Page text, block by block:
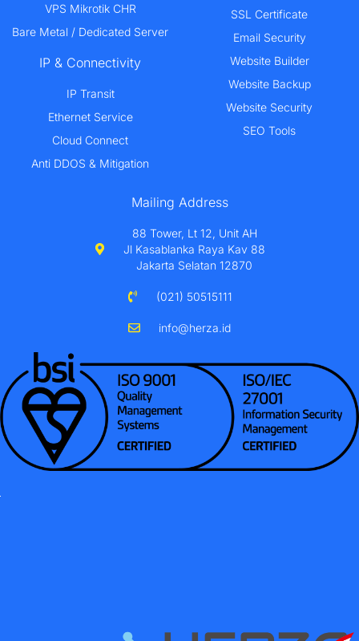
VPS Mikrotik CHR
Bare Metal / Dedicated Server
IP & Connectivity
IP Transit
Ethernet Service
Cloud Connect
Anti DDOS & Mitigation
SSL Certificate
Email Security
Website Builder
Website Backup
Website Security
SEO Tools
Mailing Address
88 Tower, Lt 12, Unit AH
Jl Kasablanka Raya Kav 88
Jakarta Selatan 12870
(021) 50515111
info@herza.id